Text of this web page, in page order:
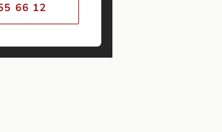
66 12